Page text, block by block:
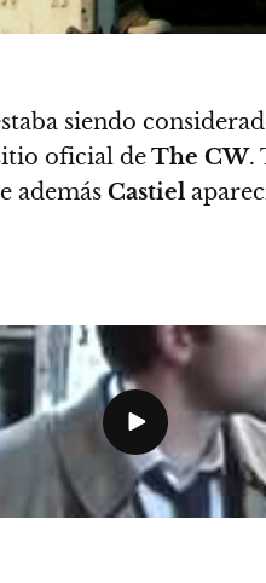
siendo
oficial deThe CW.
además Castiel